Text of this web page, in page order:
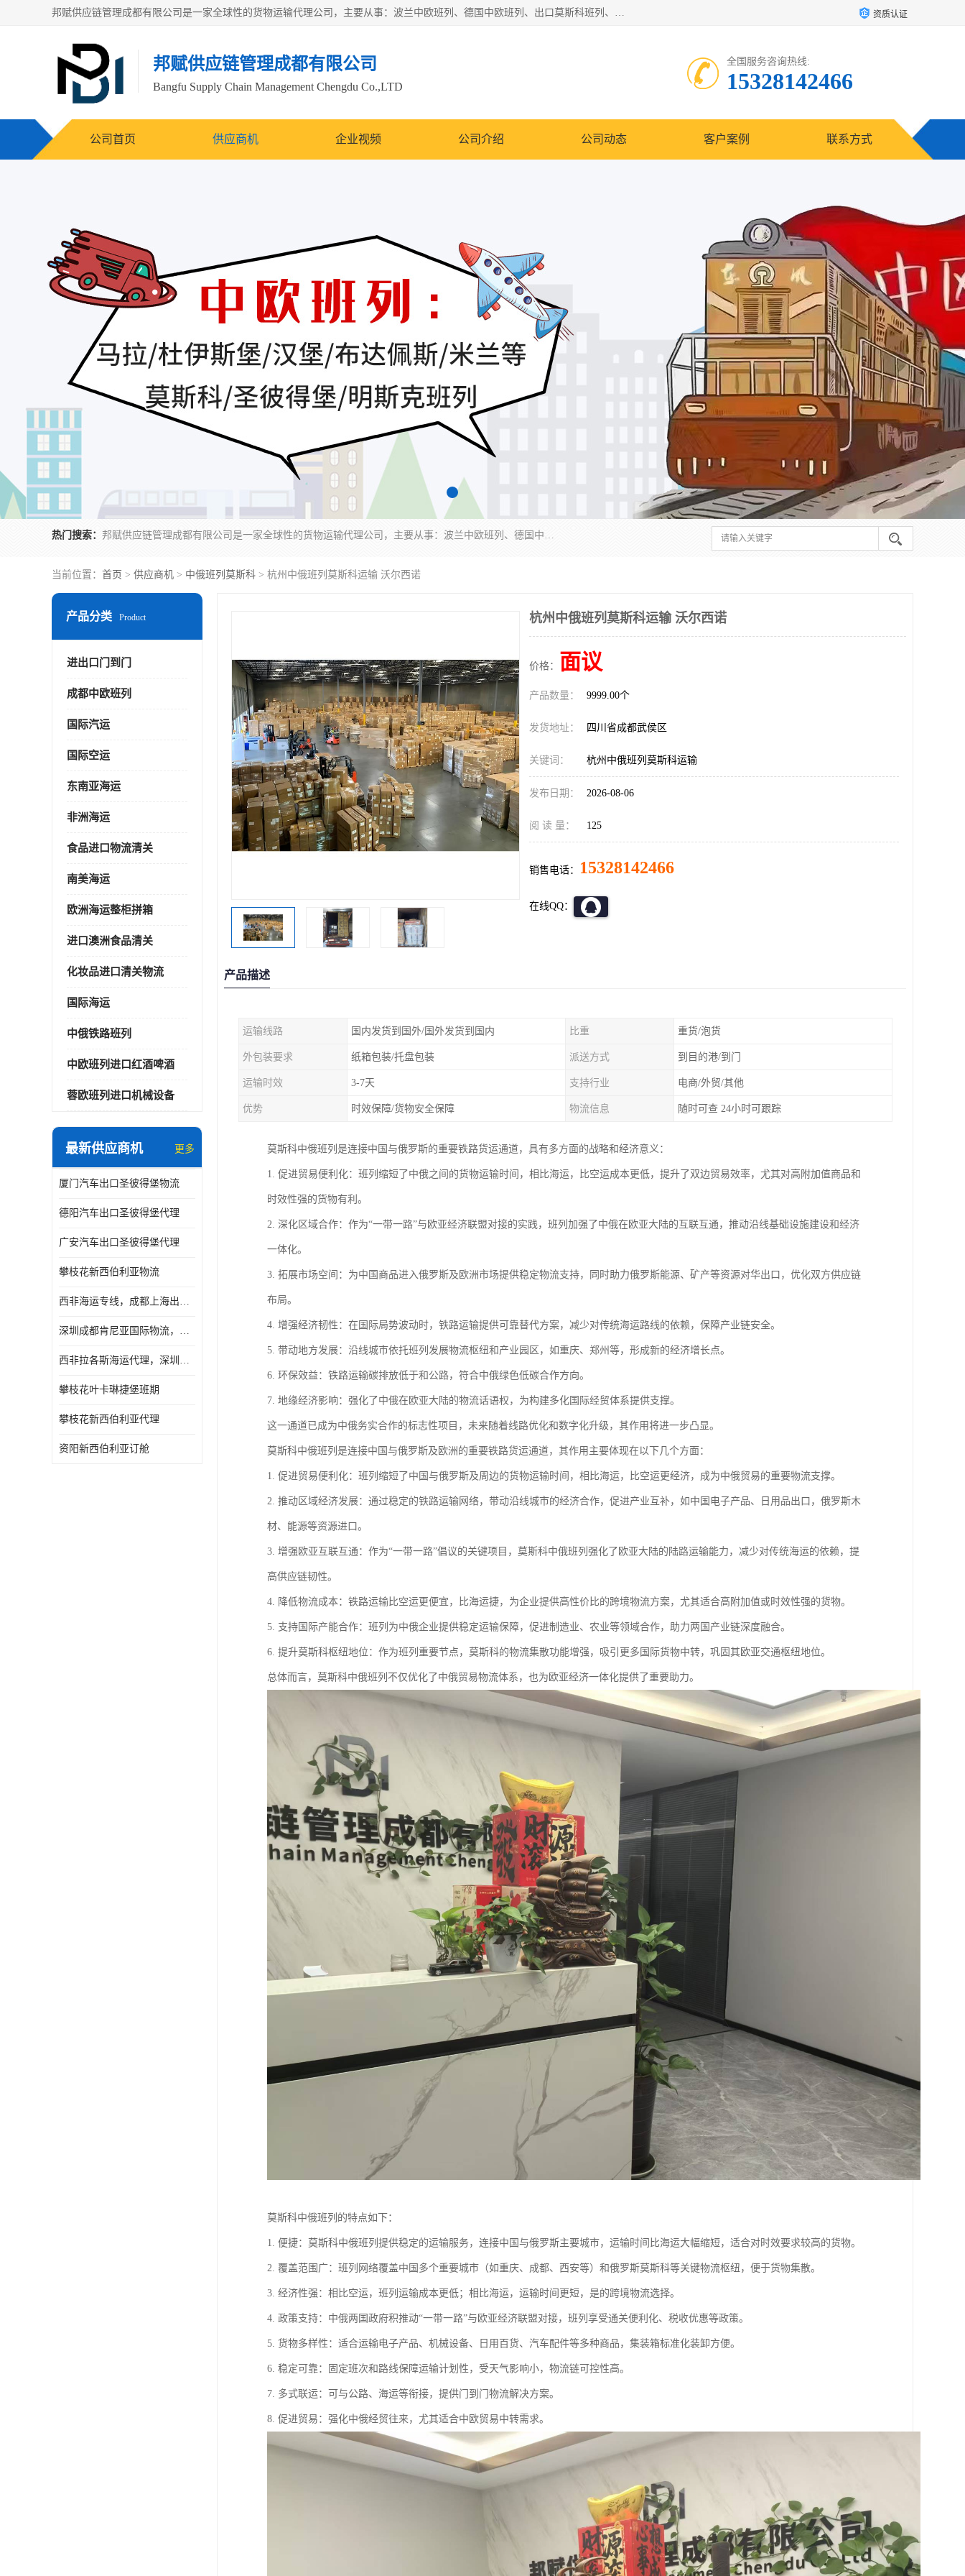
邦赋供应链管理成都有限公司是一家全球性的货物运输代理公司，主要从事：波兰中欧班列、德国中欧班列、出口莫斯科班列、中欧班列进口、蓉欧铁路、成都出口空运等业务，同时亦提供报关、报检、仓储、码头操作等服务。 资质认证
邦赋供应链管理成都有限公司
Bangfu Supply Chain Management Chengdu Co.,LTD
全国服务咨询热线:
15328142466
公司首页 供应商机 企业视频 公司介绍 公司动态 客户案例 联系方式
热门搜索： 邦赋供应链管理成都有限公司是一家全球性的货物运输代理公司，主要从事：波兰中欧班列、德国中欧班列、出口莫斯科班列、中欧班列进口、蓉欧铁路、成都出口空运等业务，同时亦提供报关、报检、仓储、码头操作等服务。
当前位置： 首页 > 供应商机 > 中俄班列莫斯科 > 杭州中俄班列莫斯科运输 沃尔西诺
产品分类 Product
进出口门到门
成都中欧班列
国际汽运
国际空运
东南亚海运
非洲海运
食品进口物流清关
南美海运
欧洲海运整柜拼箱
进口澳洲食品清关
化妆品进口清关物流
国际海运
中俄铁路班列
中欧班列进口红酒啤酒
蓉欧班列进口机械设备
最新供应商机 更多
厦门汽车出口圣彼得堡物流
德阳汽车出口圣彼得堡代理
广安汽车出口圣彼得堡代理
攀枝花新西伯利亚物流
西非海运专线，成都上海出口纳米比亚海运
深圳成都肯尼亚国际物流，成都非洲物流公司
西非拉各斯海运代理，深圳成都拉各斯海运
攀枝花叶卡琳捷堡班期
攀枝花新西伯利亚代理
资阳新西伯利亚订舱
杭州中俄班列莫斯科运输 沃尔西诺
价格： 面议
产品数量： 9999.00个
发货地址： 四川省成都武侯区
关键词： 杭州中俄班列莫斯科运输
发布日期： 2026-08-06
阅 读 量： 125
销售电话： 15328142466
在线QQ：
产品描述
运输线路 国内发货到国外/国外发货到国内 比重 重货/泡货
外包装要求 纸箱包装/托盘包装 派送方式 到目的港/到门
运输时效 3-7天 支持行业 电商/外贸/其他
优势 时效保障/货物安全保障 物流信息 随时可查 24小时可跟踪
莫斯科中俄班列是连接中国与俄罗斯的重要铁路货运通道，具有多方面的战略和经济意义：
1. 促进贸易便利化：班列缩短了中俄之间的货物运输时间，相比海运，比空运成本更低，提升了双边贸易效率，尤其对高附加值商品和
时效性强的货物有利。
2. 深化区域合作：作为“一带一路”与欧亚经济联盟对接的实践，班列加强了中俄在欧亚大陆的互联互通，推动沿线基础设施建设和经济
一体化。
3. 拓展市场空间：为中国商品进入俄罗斯及欧洲市场提供稳定物流支持，同时助力俄罗斯能源、矿产等资源对华出口，优化双方供应链
布局。
4. 增强经济韧性：在国际局势波动时，铁路运输提供可靠替代方案，减少对传统海运路线的依赖，保障产业链安全。
5. 带动地方发展：沿线城市依托班列发展物流枢纽和产业园区，如重庆、郑州等，形成新的经济增长点。
6. 环保效益：铁路运输碳排放低于和公路，符合中俄绿色低碳合作方向。
7. 地缘经济影响：强化了中俄在欧亚大陆的物流话语权，为构建多化国际经贸体系提供支撑。
这一通道已成为中俄务实合作的标志性项目，未来随着线路优化和数字化升级，其作用将进一步凸显。
莫斯科中俄班列是连接中国与俄罗斯及欧洲的重要铁路货运通道，其作用主要体现在以下几个方面：
1. 促进贸易便利化：班列缩短了中国与俄罗斯及周边的货物运输时间，相比海运，比空运更经济，成为中俄贸易的重要物流支撑。
2. 推动区域经济发展：通过稳定的铁路运输网络，带动沿线城市的经济合作，促进产业互补，如中国电子产品、日用品出口，俄罗斯木
材、能源等资源进口。
3. 增强欧亚互联互通：作为“一带一路”倡议的关键项目，莫斯科中俄班列强化了欧亚大陆的陆路运输能力，减少对传统海运的依赖，提
高供应链韧性。
4. 降低物流成本：铁路运输比空运更便宜，比海运捷，为企业提供高性价比的跨境物流方案，尤其适合高附加值或时效性强的货物。
5. 支持国际产能合作：班列为中俄企业提供稳定运输保障，促进制造业、农业等领域合作，助力两国产业链深度融合。
6. 提升莫斯科枢纽地位：作为班列重要节点，莫斯科的物流集散功能增强，吸引更多国际货物中转，巩固其欧亚交通枢纽地位。
总体而言，莫斯科中俄班列不仅优化了中俄贸易物流体系，也为欧亚经济一体化提供了重要助力。
莫斯科中俄班列的特点如下：
1. 便捷：莫斯科中俄班列提供稳定的运输服务，连接中国与俄罗斯主要城市，运输时间比海运大幅缩短，适合对时效要求较高的货物。
2. 覆盖范围广：班列网络覆盖中国多个重要城市（如重庆、成都、西安等）和俄罗斯莫斯科等关键物流枢纽，便于货物集散。
3. 经济性强：相比空运，班列运输成本更低；相比海运，运输时间更短，是的跨境物流选择。
4. 政策支持：中俄两国政府积推动“一带一路”与欧亚经济联盟对接，班列享受通关便利化、税收优惠等政策。
5. 货物多样性：适合运输电子产品、机械设备、日用百货、汽车配件等多种商品，集装箱标准化装卸方便。
6. 稳定可靠：固定班次和路线保障运输计划性，受天气影响小，物流链可控性高。
7. 多式联运：可与公路、海运等衔接，提供门到门物流解决方案。
8. 促进贸易：强化中俄经贸往来，尤其适合中欧贸易中转需求。